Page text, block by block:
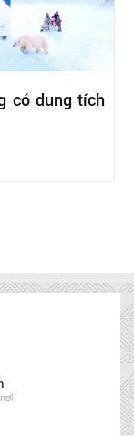
có dung tích